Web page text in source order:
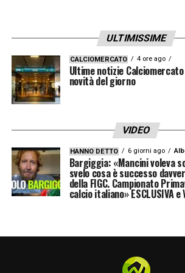
finanziaria.
LA PLAYLIST DELLE NOSTRE
ULTIMISSIME
CALCIOMERCATO 4 ore ago
Ultime notizie
novità del giorno
VIDEO
HANNO DETTO 6 giorni ago
Bargiggia: «Mancini voleva
svelo cosa è successo
della FIGC. Campionato
calcio italiano» ESCLUSIVA e